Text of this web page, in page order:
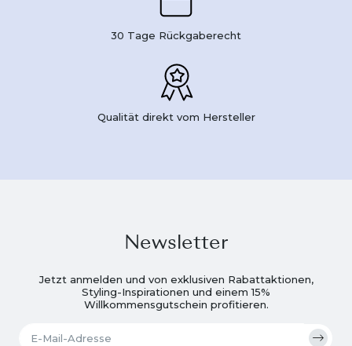
30 Tage Rückgaberecht
Qualität direkt vom Hersteller
Newsletter
Jetzt anmelden und von exklusiven Rabattaktionen,
Styling-Inspirationen und einem 15%
Willkommensgutschein profitieren.